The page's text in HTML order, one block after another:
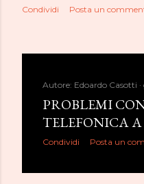
Condividi Posta un
Autore: Edoardo Casotti
PROBLEMI
TELEFONICA
Condividi Posta un